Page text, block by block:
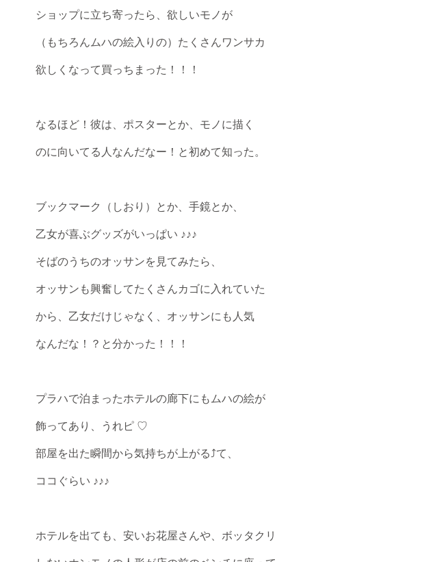
ショップに立ち寄ったら、欲しいモノが
（もちろんムハの絵入りの）たくさんワンサカ
欲しくなって買っちまった！！！
なるほど！彼は、ポスターとか、モノに描く
のに向いてる人なんだなー！と初めて知った。
ブックマーク（しおり）とか、手鏡とか、
乙女が喜ぶグッズがいっぱい ♪♪♪
そばのうちのオッサンを見てみたら、
オッサンも興奮してたくさんカゴに入れていた
から、乙女だけじゃなく、オッサンにも人気
なんだな！？と分かった！！！
プラハで泊まったホテルの廊下にもムハの絵が
飾ってあり、うれピ ♡
部屋を出た瞬間から気持ちが上がる⤴️て、
ココぐらい ♪♪♪
ホテルを出ても、安いお花屋さんや、ボッタクリ